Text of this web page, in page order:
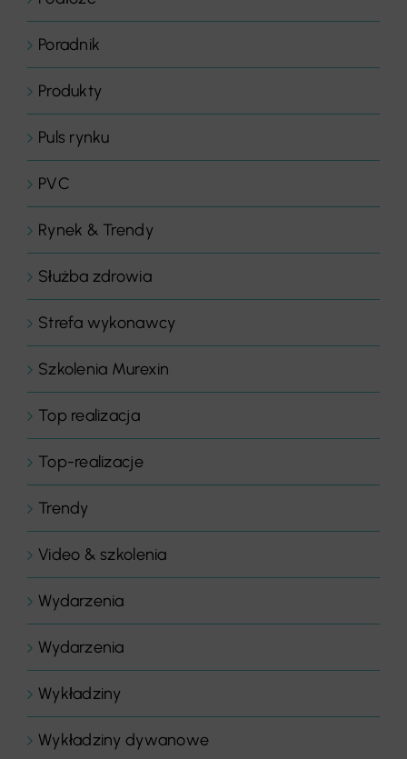
Poradnik
Produkty
Puls rynku
PVC
Rynek & Trendy
Służba zdrowia
Strefa wykonawcy
Szkolenia Murexin
Top realizacja
Top-realizacje
Trendy
Video & szkolenia
Wydarzenia
Wydarzenia
Wykładziny
Wykładziny dywanowe